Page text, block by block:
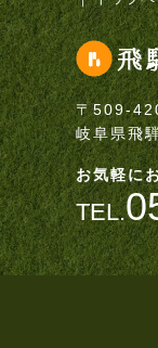
〒509-
岐阜県飛
お気軽に
TEL.